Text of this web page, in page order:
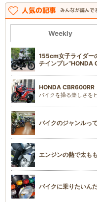
人気の記事 みんなが読んで
Weekly
155cm女子ライダー
チインプレ“HONDA
HONDA CBR600RR
バイクを操る楽しさを
バイクのジャンルっ
エンジンの熱で太も
バイクに乗りたいん